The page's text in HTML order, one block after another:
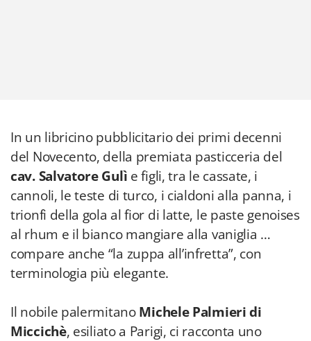
In un libricino pubblicitario dei primi decenni
del Novecento, della premiata pasticceria del
cav. Salvatore Gulì e figli, tra le cassate, i
cannoli, le teste di turco, i cialdoni alla panna, i
trionfi della gola al fior di latte, le paste genoises
al rhum e il bianco mangiare alla vaniglia …
compare anche “la zuppa all’infretta”, con
terminologia più elegante.
Il nobile palermitanoMichele Palmieri di
Miccichè, esiliato a Parigi, ci racconta uno